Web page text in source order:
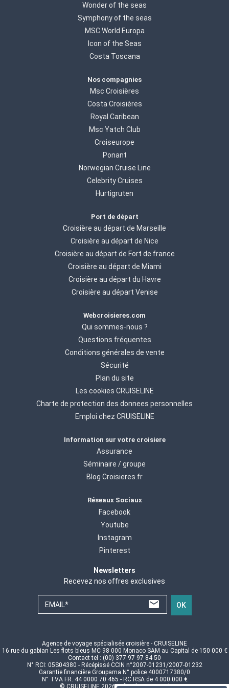
Wonder of the seas
Symphony of the seas
MSC World Europa
Icon of the Seas
Costa Toscana
Nos compagnies
Msc Croisières
Costa Croisières
Royal Caribean
Msc Yatch Club
Croiseurope
Ponant
Norwegian Cruise Line
Celebrity Cruises
Hurtigruten
Port de départ
Croisière au départ de Marseille
Croisière au départ de Nice
Croisière au départ de Fort de france
Croisière au départ de Miami
Croisière au départ du Havre
Croisière au départ Venise
Webcroisieres.com
Qui sommes-nous ?
Questions fréquentes
Conditions générales de vente
Sécurité
Plan du site
Les cookies CRUISELINE
Charte de protection des donnees personnelles
Emploi chez CRUISELINE
Information sur votre croisiere
Assurance
Séminaire / groupe
Blog Croisieres.fr
Réseaux Sociaux
Facebook
Youtube
Instagram
Pinterest
Newsletters
Recevez nos offres exclusives
EMAIL* OK
Agence de voyage spécialisée croisière - CRUISELINE
16 rue du gabian Les flots bleus MC 98 000 Monaco SAM au Capital de 150 000 €
Contact tel : (00) 377 97 97 84 50
N° RCI: 05S04380 - Récépissé CCIN n°2007-01231/2007-01232
Garantie financière Groupama N° police 4000717380/0
N° TVA FR. 44 0000 70 465 - RC RSA de 4 000 000 €
© CRUISELINE 2026 - all rights reserved